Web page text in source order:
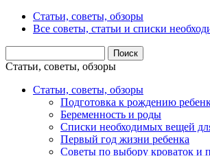
Статьи, советы, обзоры
Все советы, статьи и списки
Статьи, советы, обзоры
Статьи, советы, обзоры
Подготовка к рождению
Беременность и роды
Списки необходимых вещей
Первый год жизни ребенка
Советы по выбору кроваток и